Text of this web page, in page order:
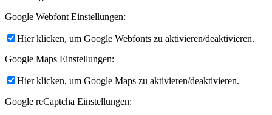
Google Webfont Einstellungen:
Hier klicken, um Google Webfonts zu aktivieren/deaktivieren.
Google Maps Einstellungen:
Hier klicken, um Google Maps zu aktivieren/deaktivieren.
Google reCaptcha Einstellungen: